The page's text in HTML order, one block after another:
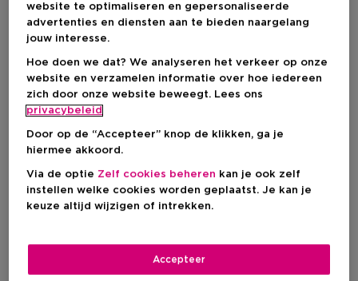
Nail Polish
Filteren
website te optimaliseren en gepersonaliseerde
advertenties en diensten aan te bieden naargelang
jouw interesse.
Hoe doen we dat? We analyseren het verkeer op onze
website en verzamelen informatie over hoe iedereen
zich door onze website beweegt. Lees ons
privacybeleid
Door op de “Accepteer” knop de klikken, ga je
hiermee akkoord.
Via de optie Zelf cookies beheren kan je ook zelf
instellen welke cookies worden geplaatst. Je kan je
keuze altijd wijzigen of intrekken.
Accepteer